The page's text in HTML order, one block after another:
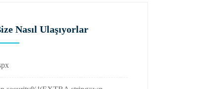
Nasıl Ulaşıyorlar